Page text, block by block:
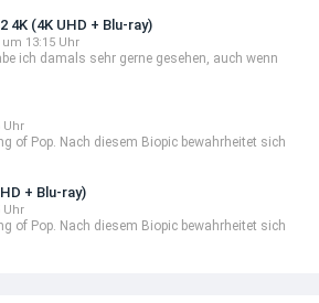
4K (4K UHD + Blu-ray)
13:15 Uhr
ich damals sehr gerne gesehen, auch wenn
Uhr
of Pop. Nach diesem Biopic bewahrheitet sich
+ Blu-ray)
Uhr
of Pop. Nach diesem Biopic bewahrheitet sich